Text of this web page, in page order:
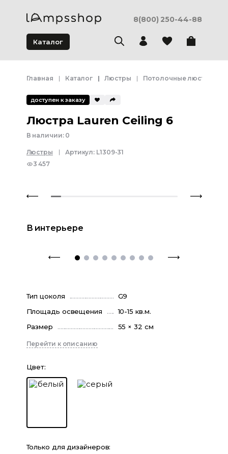
8(800) 250-44-88
Каталог
Главная Каталог Люстры Потолочные люстры
доступен к заказу
Люстра Lauren Сeiling 6
В наличии: 0
Люстры Артикул: L1309-31
3 457
В интерьере
Тип цоколя
G9
Площадь освещения
10-15 кв.м.
Размер
55 × 32 см
Перейти к описанию
Цвет:
Только для дизайнеров: